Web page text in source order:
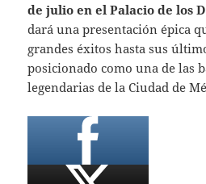
de julio en el Palacio de los
dará una presentación épica
grandes éxitos hasta sus
posicionado como una de las
legendarias de la Ciudad de